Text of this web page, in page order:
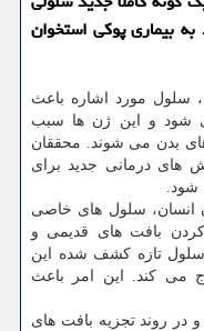
بیماری پوکی استخوان
سلول مورد اشاره باعث
شود و این ژن ها سبب
بدن می شوند. محققان
های درمانی جدید برای
شود.
انسان، سلول های خاصی
بافت های قدیمی و
سلول تازه کشف شده این
می کند. این امر باعث
در روند تجزیه بافت های